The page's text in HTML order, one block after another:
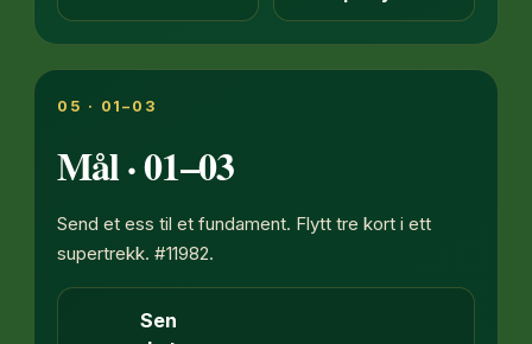
05 · 01–03
Mål · 01–03
Send et ess til et fundament. Flytt tre kort i ett
supertrekk. #11982.
Sen